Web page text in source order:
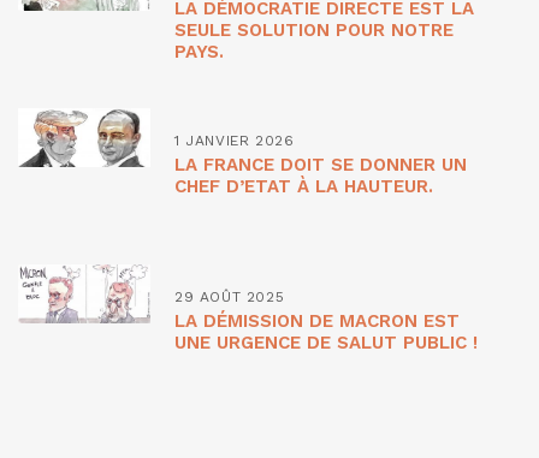
LA DÉMOCRATIE DIRECTE EST LA
SEULE SOLUTION POUR NOTRE
PAYS.
1 JANVIER 2026
LA FRANCE DOIT SE DONNER UN
CHEF D’ETAT À LA HAUTEUR.
29 AOÛT 2025
LA DÉMISSION DE MACRON EST
UNE URGENCE DE SALUT PUBLIC !